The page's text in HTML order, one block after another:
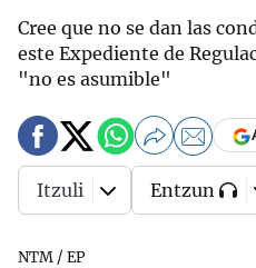
Cree que no se dan las
este Expediente de
"no es asumible"
NTM / EP
Itzuli Entzun